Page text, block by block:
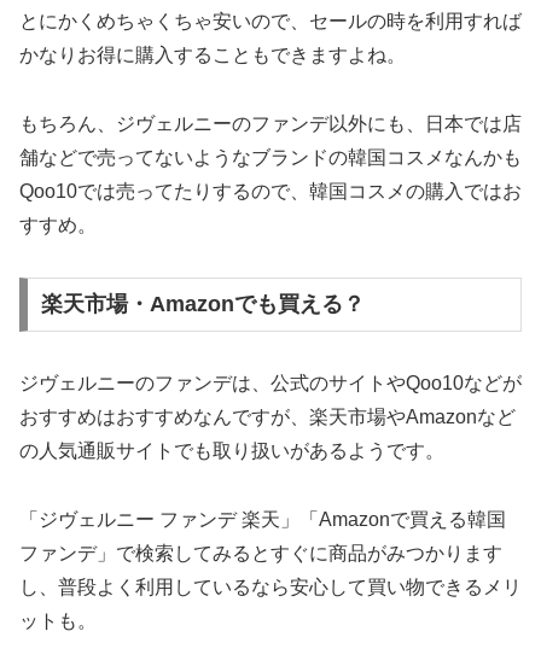
とにかくめちゃくちゃ安いので、セールの時を利用すれば
かなりお得に購入することもできますよね。
もちろん、ジヴェルニーのファンデ以外にも、日本では店
舗などで売ってないようなブランドの韓国コスメなんかも
Qoo10では売ってたりするので、韓国コスメの購入ではお
すすめ。
楽天市場・Amazonでも買える？
ジヴェルニーのファンデは、公式のサイトやQoo10などが
おすすめはおすすめなんですが、楽天市場やAmazonなど
の人気通販サイトでも取り扱いがあるようです。
「ジヴェルニー ファンデ 楽天」「Amazonで買える韓国
ファンデ」で検索してみるとすぐに商品がみつかります
し、普段よく利用しているなら安心して買い物できるメリ
ットも。